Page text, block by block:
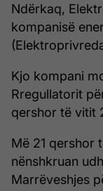
Ndërkaq,
kompanisë
Kjo kompani
Rregullatorit
qershor të vitit
Më 21 qershor
nënshkruan
Marrëveshjes